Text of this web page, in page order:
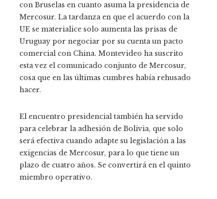
con Bruselas en cuanto asuma la presidencia de
Mercosur. La tardanza en que el acuerdo con la
UE se materialice solo aumenta las prisas de
Uruguay por negociar por su cuenta un pacto
comercial con China. Montevideo ha suscrito
esta vez el comunicado conjunto de Mercosur,
cosa que en las últimas cumbres había rehusado
hacer.
El encuentro presidencial también ha servido
para celebrar la adhesión de Bolivia, que solo
será efectiva cuando adapte su legislación a las
exigencias de Mercosur, para lo que tiene un
plazo de cuatro años. Se convertirá en el quinto
miembro operativo.